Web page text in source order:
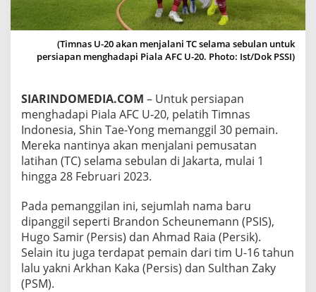
2
0
,
S
H
T
A
E
-
Y
O
N
G
A
N
G
G
I
L
(Timnas U-20 akan menjalani TC selama sebulan untuk
persiapan menghadapi Piala AFC U-20. Photo: Ist/Dok PSSI)
SIARINDOMEDIA.COM – Untuk persiapan
menghadapi Piala AFC U-20, pelatih Timnas
Indonesia, Shin Tae-Yong memanggil 30 pemain.
Mereka nantinya akan menjalani pemusatan
latihan (TC) selama sebulan di Jakarta, mulai 1
hingga 28 Februari 2023.
Pada pemanggilan ini, sejumlah nama baru
dipanggil seperti Brandon Scheunemann (PSIS),
Hugo Samir (Persis) dan Ahmad Raia (Persik).
Selain itu juga terdapat pemain dari tim U-16 tahun
lalu yakni Arkhan Kaka (Persis) dan Sulthan Zaky
(PSM).